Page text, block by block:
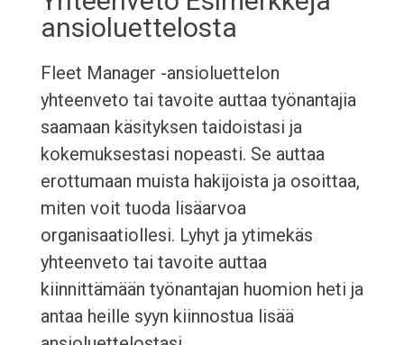
ansioluettelosta
Fleet Manager -ansioluettelon
yhteenveto tai tavoite auttaa työnantajia
saamaan käsityksen taidoistasi ja
kokemuksestasi nopeasti. Se auttaa
erottumaan muista hakijoista ja osoittaa,
miten voit tuoda lisäarvoa
organisaatiollesi. Lyhyt ja ytimekäs
yhteenveto tai tavoite auttaa
kiinnittämään työnantajan huomion heti ja
antaa heille syyn kiinnostua lisää